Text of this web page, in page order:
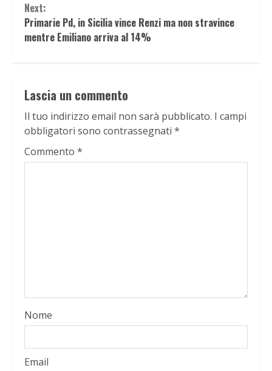
Next:
Primarie Pd, in Sicilia vince Renzi ma non stravince
mentre Emiliano arriva al 14%
Lascia un commento
Il tuo indirizzo email non sarà pubblicato. I campi
obbligatori sono contrassegnati *
Commento *
Nome
Email